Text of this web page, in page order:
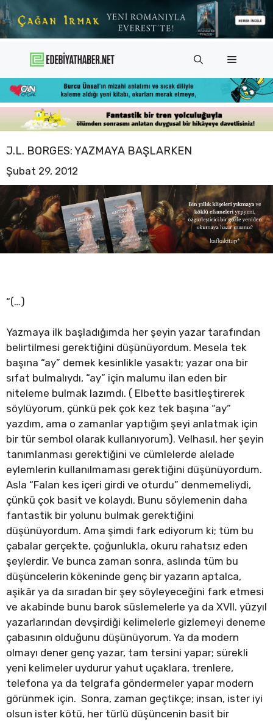
İçeriğe
atla
Menü
J.L. BORGES: YAZMAYA BAŞLARKEN
Şubat 29, 2012
“(…)
Yazmaya ilk başladığımda her şeyin yazar tarafından
belirtilmesi gerektiğini düşünüyordum. Mesela tek
başına “ay” demek kesinlikle yasaktı; yazar ona bir
sıfat bulmalıydı, “ay” için malumu ilan eden bir
niteleme bulmak lazımdı. ( Elbette basitleştirerek
söylüyorum, çünkü pek çok kez tek başına “ay”
yazdım, ama o zamanlar yaptığım şeyi anlatmak için
bir tür sembol olarak kullanıyorum). Velhasıl, her şeyin
tanımlanması gerektiğini ve cümlelerde alelade
eylemlerin kullanılmaması gerektiğini düşünüyordum.
Asla “Falan kes içeri girdi ve oturdu” denmemeliydi,
çünkü çok basit ve kolaydı. Bunu söylemenin daha
fantastik bir yolunu bulmak gerektiğini
düşünüyordum. Ama şimdi fark ediyorum ki; tüm bu
çabalar gerçekte, çoğunlukla, okuru rahatsız eden
şeylerdir. Ve bunca zaman sonra, aslında tüm bu
düşüncelerin kökeninde genç bir yazarın aptalca,
aşikâr ya da sıradan bir şey söyleyeceğini fark etmesi
ve akabinde bunu barok süslemelerle ya da XVII. yüzyıl
yazarlarından devşirdiği kelimelerle gizlemeyi deneme
çabasının olduğunu düşünüyorum. Ya da modern
olmayı dener genç yazar, tam tersini yapar; sürekli
yeni kelimeler uydurur yahut uçaklara, trenlere,
telefona ya da telgrafa göndermeler yapar modern
görünmek için. Sonra, zaman geçtikçe; insan, ister iyi
olsun ister kötü, her türlü düşüncenin basit bir